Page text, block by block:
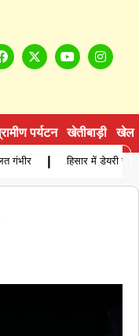
पर्यटन खेतीबाड़ी खेल
गंभीर हिसार में डेयरी